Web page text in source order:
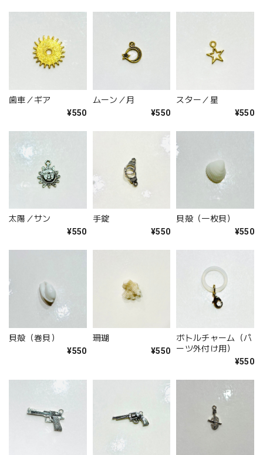
歯車／ギア
¥550
ムーン／月
¥550
スター／星
¥550
太陽／サン
¥550
手錠
¥550
貝殻（一枚貝）
¥550
貝殻（巻貝）
¥550
珊瑚
¥550
ボトルチャーム（パ
ーツ外付け用）
¥550